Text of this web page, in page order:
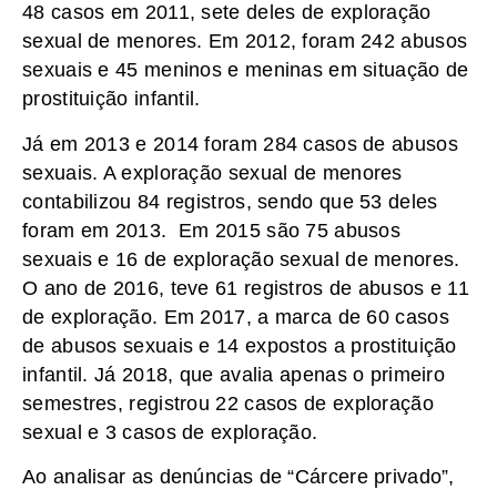
48 casos em 2011, sete deles de exploração
sexual de menores. Em 2012, foram 242 abusos
sexuais e 45 meninos e meninas em situação de
prostituição infantil.
Já em 2013 e 2014 foram 284 casos de abusos
sexuais. A exploração sexual de menores
contabilizou 84 registros, sendo que 53 deles
foram em 2013. Em 2015 são 75 abusos
sexuais e 16 de exploração sexual de menores.
O ano de 2016, teve 61 registros de abusos e 11
de exploração. Em 2017, a marca de 60 casos
de abusos sexuais e 14 expostos a prostituição
infantil. Já 2018, que avalia apenas o primeiro
semestres, registrou 22 casos de exploração
sexual e 3 casos de exploração.
Ao analisar as denúncias de “Cárcere privado”,